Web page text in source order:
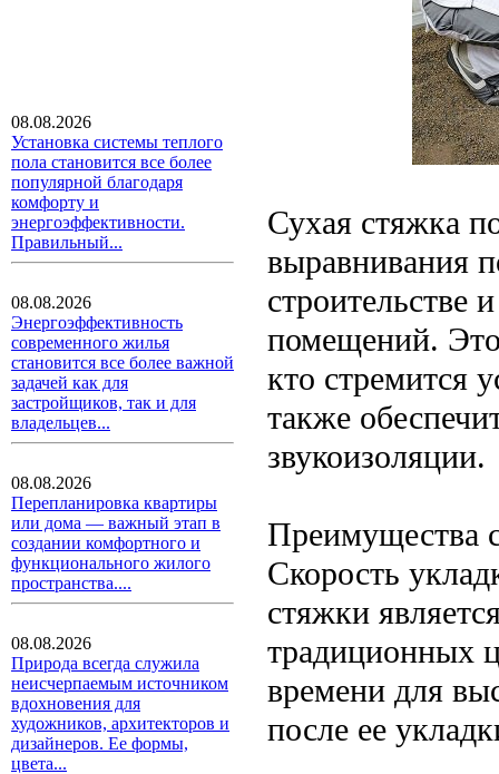
08.08.2026
Установка системы теплого
пола становится все более
популярной благодаря
комфорту и
энергоэффективности.
Правильный...
08.08.2026
Энергоэффективность
современного жилья
становится все более важной
задачей как для
застройщиков, так и для
владельцев...
08.08.2026
Перепланировка квартиры
или дома — важный этап в
создании комфортного и
функционального жилого
пространства....
08.08.2026
Природа всегда служила
неисчерпаемым источником
вдохновения для
художников, архитекторов и
дизайнеров. Ее формы,
цвета...
Сухая стяжка
выравнивания
строительстве
помещений.
кто стремится
также
звукоизоляции.
Преимущества
Скорость
стяжки
традиционных
времени для
после ее